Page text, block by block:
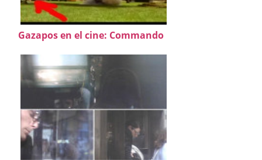
Gazapos en el cine: Commando